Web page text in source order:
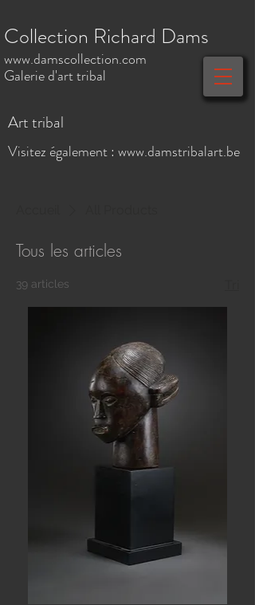
Collection Richard Dams
www.damscollection.com
Galerie d'art tribal
Art tribal
Visitez également : www.damstribalart.be
Tous les articles
39 articles